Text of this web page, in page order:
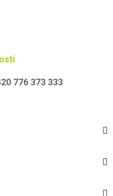
776 373 333